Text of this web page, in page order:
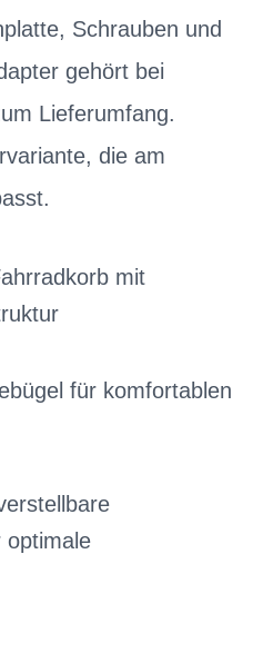
Schrauben und
gehört bei
Lieferumfang.
die am
mit
für komfortablen
optimale